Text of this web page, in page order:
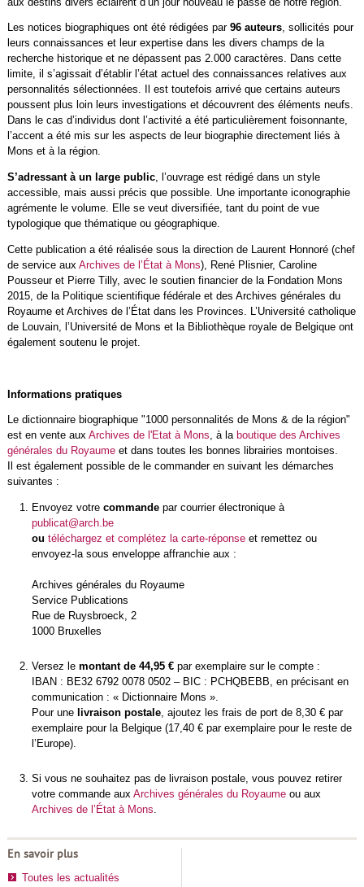
Les notices biographiques ont été rédigées par 96 auteurs, sollicités pour
leurs connaissances et leur expertise dans les divers champs de la
recherche historique et ne dépassent pas 2.000 caractères. Dans cette
limite, il s’agissait d’établir l’état actuel des connaissances relatives aux
personnalités sélectionnées. Il est toutefois arrivé que certains auteurs
poussent plus loin leurs investigations et découvrent des éléments neufs.
Dans le cas d’individus dont l’activité a été particulièrement foisonnante,
l’accent a été mis sur les aspects de leur biographie directement liés à
Mons et à la région.
S’adressant à un large public, l’ouvrage est rédigé dans un style
accessible, mais aussi précis que possible. Une importante iconographie
agrémente le volume. Elle se veut diversifiée, tant du point de vue
typologique que thématique ou géographique.
Cette publication a été réalisée sous la direction de Laurent Honnoré (chef
de service aux Archives de l’État à Mons), René Plisnier, Caroline
Pousseur et Pierre Tilly, avec le soutien financier de la Fondation Mons
2015, de la Politique scientifique fédérale et des Archives générales du
Royaume et Archives de l’État dans les Provinces. L’Université catholique
de Louvain, l’Université de Mons et la Bibliothèque royale de Belgique ont
également soutenu le projet.
Informations pratiques
Le dictionnaire biographique "1000 personnalités de Mons & de la région"
est en vente aux Archives de l'Etat à Mons, à la boutique des Archives
générales du Royaumeet dans toutes les bonnes librairies montoises.
Il est également possible de le commander en suivant les démarches
suivantes :
Envoyez votre commandepar courrier électronique à
publicat@arch.be
ou téléchargez et complétez la carte-réponseet remettez ou
envoyez-la sous enveloppe affranchie aux :
Archives générales du Royaume
Service Publications
Rue de Ruysbroeck, 2
1000 Bruxelles
Versez le montant de 44,95 € par exemplaire sur le compte :
IBAN : BE32 6792 0078 0502 – BIC : PCHQBEBB, en précisant en
communication : « Dictionnaire Mons ».
Pour une livraison postale, ajoutez les frais de port de 8,30 € par
exemplaire pour la Belgique (17,40 € par exemplaire pour le reste de
l’Europe).
Si vous ne souhaitez pas de livraison postale, vous pouvez retirer
votre commande aux Archives générales du Royaumeou aux
Archives de l’État à Mons.
En savoir plus
Toutes les actualités